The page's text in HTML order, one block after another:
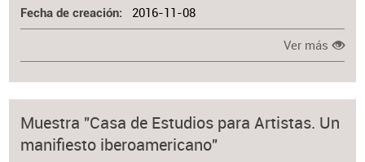
Fecha de creación 2016-11-08
Ver más
Muestra "Casa de Estudios para Artistas. Un
manifiesto iberoamericano"